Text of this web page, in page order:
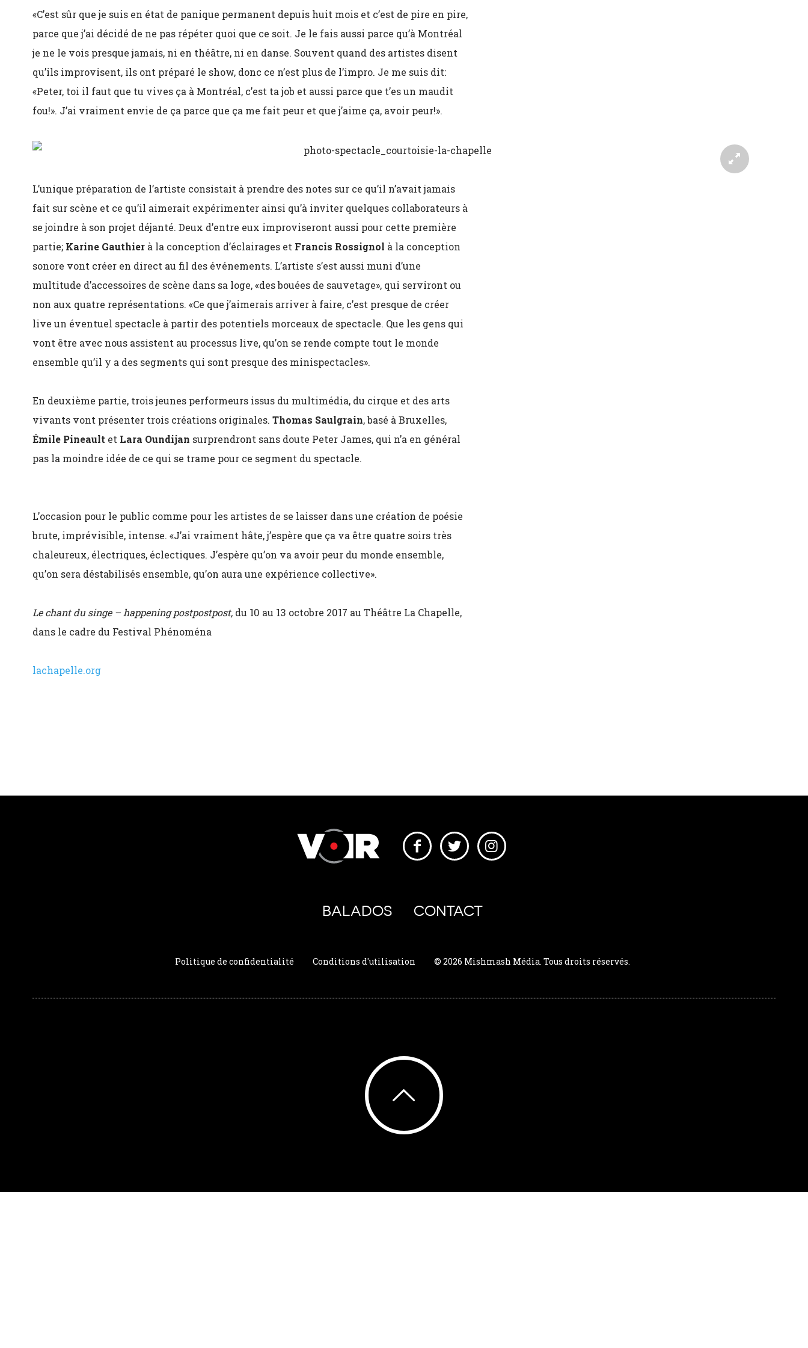
«C’est sûr que je suis en état de panique permanent depuis huit mois et c’est de pire en pire,
parce que j’ai décidé de ne pas répéter quoi que ce soit. Je le fais aussi parce qu’à Montréal
je ne le vois presque jamais, ni en théâtre, ni en danse. Souvent quand des artistes disent
qu’ils improvisent, ils ont préparé le show, donc ce n’est plus de l’impro. Je me suis dit:
«Peter, toi il faut que tu vives ça à Montréal, c’est ta job et aussi parce que t’es un maudit
fou!». J’ai vraiment envie de ça parce que ça me fait peur et que j’aime ça, avoir peur!».
L’unique préparation de l’artiste consistait à prendre des notes sur ce qu’il n’avait jamais
fait sur scène et ce qu’il aimerait expérimenter ainsi qu’à inviter quelques collaborateurs à
se joindre à son projet déjanté. Deux d’entre eux improviseront aussi pour cette première
partie; Karine Gauthierà la conception d’éclairages et Francis Rossignol à la conception
sonore vont créer en direct au fil des événements. L’artiste s’est aussi muni d’une
multitude d’accessoires de scène dans sa loge, «des bouées de sauvetage», qui serviront ou
non aux quatre représentations. «Ce que j’aimerais arriver à faire, c’est presque de créer
live un éventuel spectacle à partir des potentiels morceaux de spectacle. Que les gens qui
vont être avec nous assistent au processus live, qu’on se rende compte tout le monde
ensemble qu’il y a des segments qui sont presque des minispectacles».
En deuxième partie, trois jeunes performeurs issus du multimédia, du cirque et des arts
vivants vont présenter trois créations originales. Thomas Saulgrain, basé à Bruxelles,
Émile Pineault et Lara Oundijan surprendront sans doute Peter James, qui n’a en général
pas la moindre idée de ce qui se trame pour ce segment du spectacle.
L’occasion pour le public comme pour les artistes de se laisser dans une création de poésie
brute, imprévisible, intense. «J’ai vraiment hâte, j’espère que ça va être quatre soirs très
chaleureux, électriques, éclectiques. J’espère qu’on va avoir peur du monde ensemble,
qu’on sera déstabilisés ensemble, qu’on aura une expérience collective».
Le chant du singe – happening postpostpost, du 10 au 13 octobre 2017 au Théâtre La Chapelle,
dans le cadre du Festival Phénoména
lachapelle.org
BALADOS CONTACT
Politique de confidentialité Conditions d'utilisation © 2026 Mishmash Média. Tous droits réservés.